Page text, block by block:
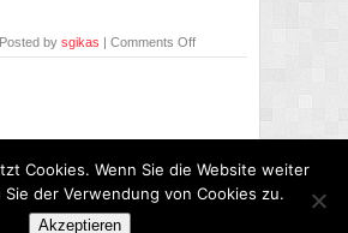
by sgikas Comments Offon
Cookies. Wenn Sie die Website weiter
der Verwendung von Cookies zu.
Akzeptieren